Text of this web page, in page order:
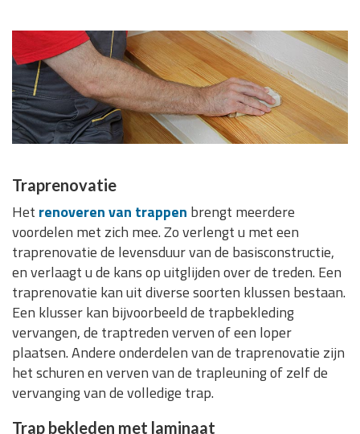
Traprenovatie
Het renoveren van trappen brengt meerdere
voordelen met zich mee. Zo verlengt u met een
traprenovatie de levensduur van de basisconstructie,
en verlaagt u de kans op uitglijden over de treden. Een
traprenovatie kan uit diverse soorten klussen bestaan.
Een klusser kan bijvoorbeeld de trapbekleding
vervangen, de traptreden verven of een loper
plaatsen. Andere onderdelen van de traprenovatie zijn
het schuren en verven van de trapleuning of zelf de
vervanging van de volledige trap.
Trap bekleden met laminaat